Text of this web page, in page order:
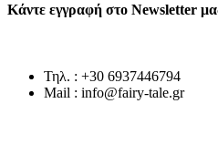
Κάντε εγγραφή στο Newsletter
Τηλ. : +30 6937446794
Mail : info@fairy-tale.gr